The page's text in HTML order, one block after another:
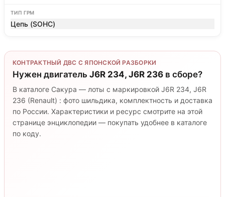
ТИП ГРМ
Цепь (SOHC)
КОНТРАКТНЫЙ ДВС С ЯПОНСКОЙ РАЗБОРКИ
Нужен двигатель J6R 234, J6R 236 в сборе?
В каталоге Сакура — лоты с маркировкой J6R 234, J6R
236 (Renault) : фото шильдика, комплектность и доставка
по России. Характеристики и ресурс смотрите на этой
странице энциклопедии — покупать удобнее в каталоге
по коду.